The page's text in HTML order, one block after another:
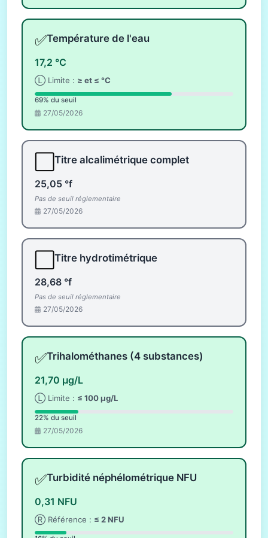
✅Température de l'eau
17,2 °C
Ⓛ Limite : ≥ et ≤ °C
69% du seuil
27/05/2026
Titre alcalimétrique complet
25,05 °f
Pas de seuil réglementaire
27/05/2026
Titre hydrotimétrique
28,68 °f
Pas de seuil réglementaire
27/05/2026
✅Trihalométhanes (4 substances)
21,70 µg/L
Ⓛ Limite : ≤ 100 µg/L
22% du seuil
27/05/2026
✅Turbidité néphélométrique NFU
0,31 NFU
Ⓡ Référence : ≤ 2 NFU